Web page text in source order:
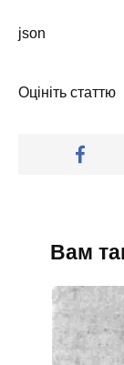
json
Оцініть статтю
Вам